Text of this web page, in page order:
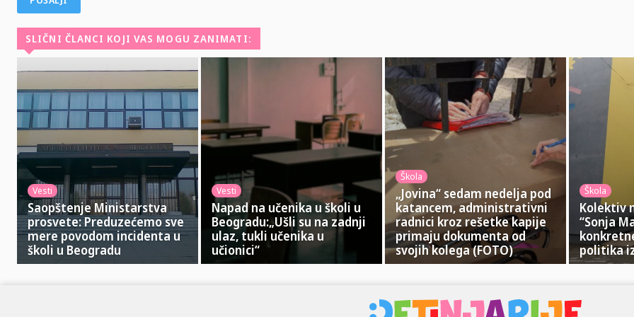
SLIČNI ČLANCI KOJI VAS MOGU ZANIMATI:
Vesti
Saopštenje Ministarstva
prosvete: Preduzećemo sve
mere povodom incidenta u
školi u Beogradu
Vesti
Napad na učenika u školi u
Beogradu:„Ušli su na zadnji
ulaz, tukli učenika u
učionici“
Škola
„Jovina“ sedam nedelja pod
katancem, administrativni
radnici kroz rešetke kapije
primaju dokumenta od
svojih kolega (FOTO)
Škola
Kolektiv
“Sonja
politika